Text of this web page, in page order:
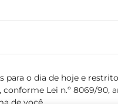
o dia de hoje e
Lei n.º 8069/90,